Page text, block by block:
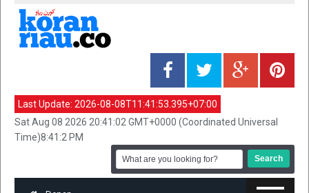
Last Update: 2026-08-08T11:41:53.395+07:00
Sat Aug 08 2026 20:41:02 GMT+0000 (Coordinated Universal
Time)8:41:2 PM